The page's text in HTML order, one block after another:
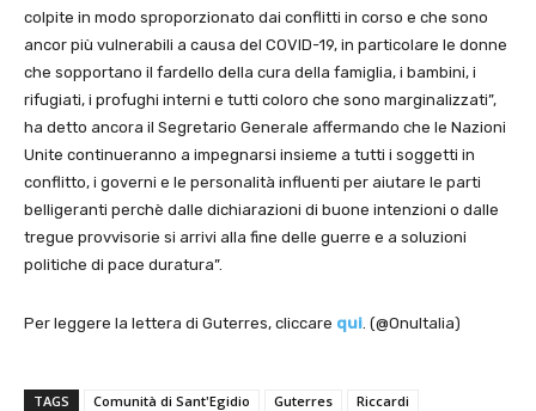
colpite in modo sproporzionato dai conflitti in corso e che sono
ancor più vulnerabili a causa del COVID-19, in particolare le donne
che sopportano il fardello della cura della famiglia, i bambini, i
rifugiati, i profughi interni e tutti coloro che sono marginalizzati”,
ha detto ancora il Segretario Generale affermando che le Nazioni
Unite continueranno a impegnarsi insieme a tutti i soggetti in
conflitto, i governi e le personalità influenti per aiutare le parti
belligeranti perchè dalle dichiarazioni di buone intenzioni o dalle
tregue provvisorie si arrivi alla fine delle guerre e a soluzioni
politiche di pace duratura”.
Per leggere la lettera di Guterres, cliccare qui . (@OnuItalia)
TAGS Comunità di Sant'Egidio Guterres Riccardi